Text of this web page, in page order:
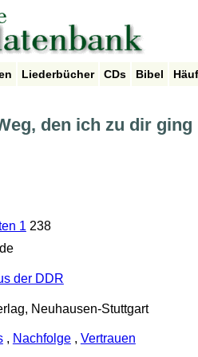
Liederbücher CDs Bibel
den ich zu dir ging
1238
der DDR
Neuhausen-Stuttgart
, Nachfolge, Vertrauen